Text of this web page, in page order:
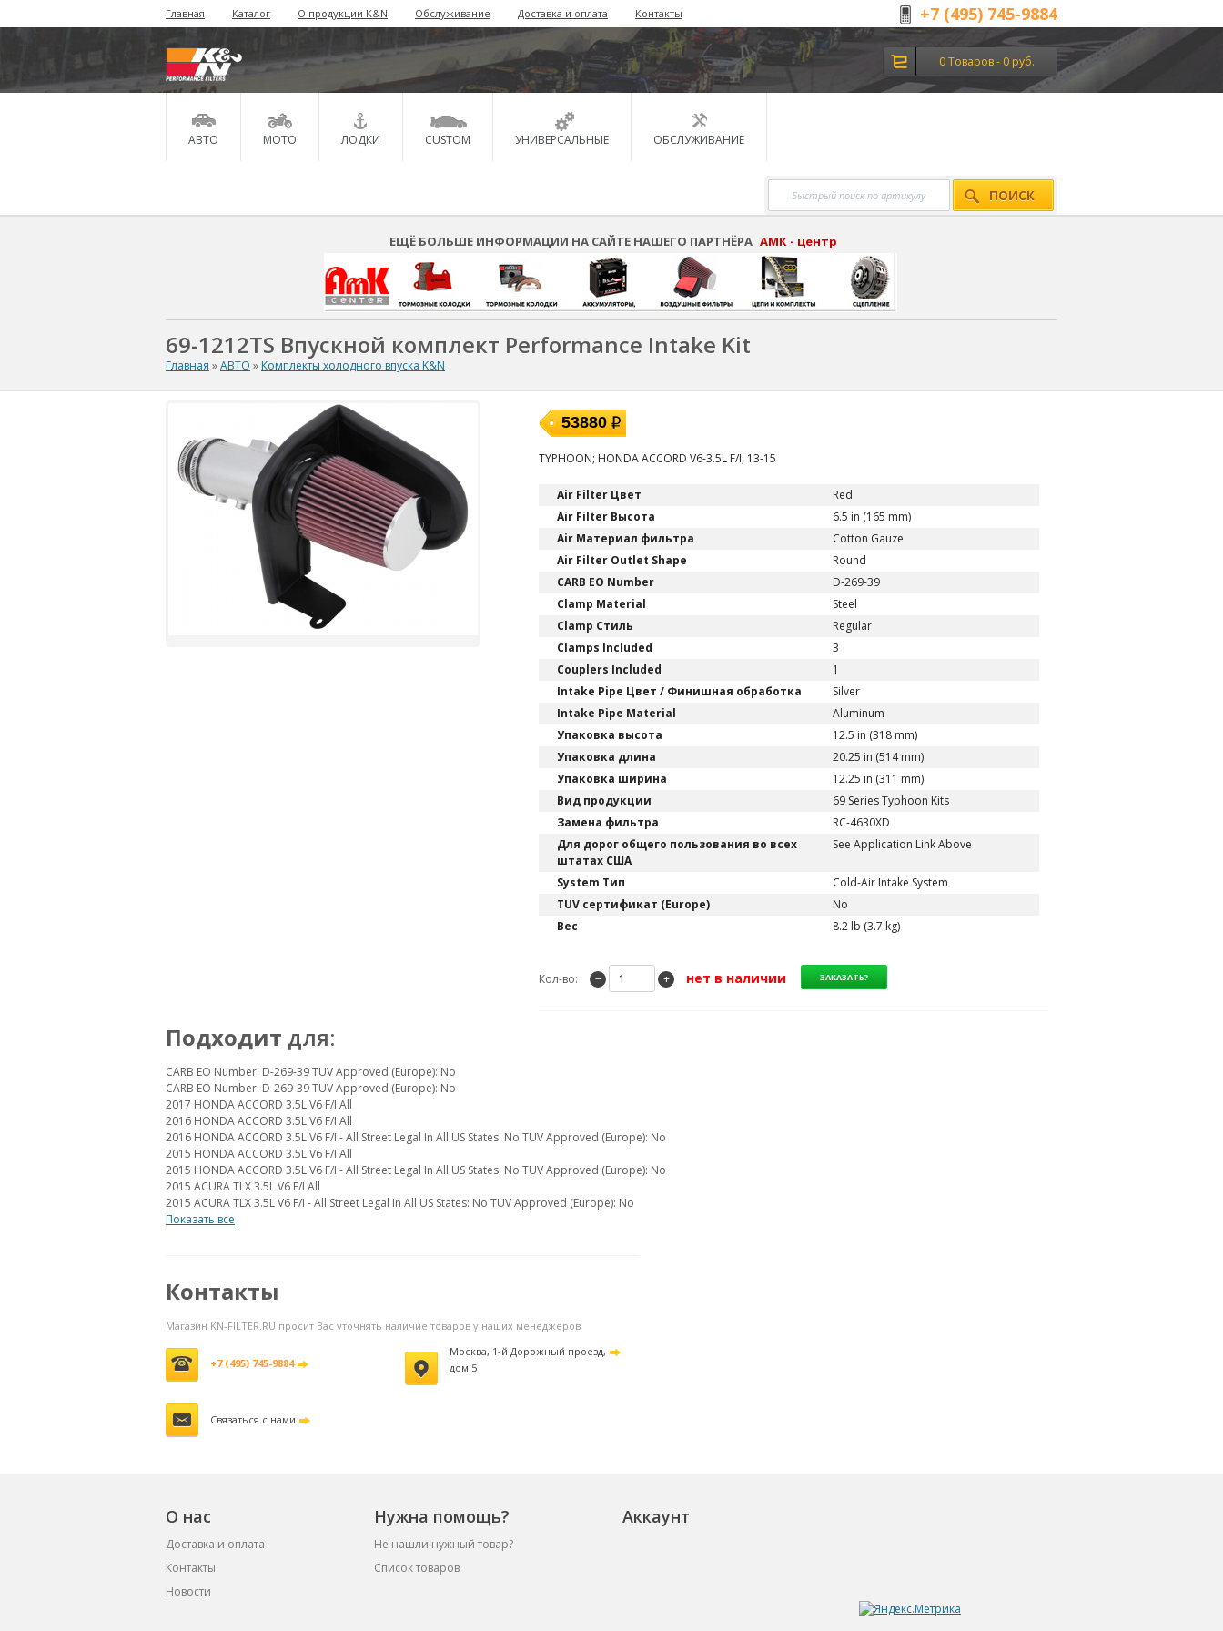
Главная Каталог О продукции K&N Обслуживание Доставка и оплата Контакты +7 (495) 745-9884
0 Товаров - 0 руб.
АВТО МОТО ЛОДКИ CUSTOM УНИВЕРСАЛЬНЫЕ ОБСЛУЖИВАНИЕ
ПОИСК
ЕЩЁ БОЛЬШЕ ИНФОРМАЦИИ НА САЙТЕ НАШЕГО ПАРТНЁРА АМК - центр
69-1212TS Впускной комплект Performance Intake Kit
Главная »АВТО » Комплекты холодного впуска K&N
53880
TYPHOON; HONDA ACCORD V6-3.5L F/I, 13-15
Air Filter Цвет
Red
Air Filter Высота
6.5 in (165 mm)
Air Материал фильтра
Cotton Gauze
Air Filter Outlet Shape
Round
CARB EO Number
D-269-39
Clamp Material
Steel
Clamp Стиль
Regular
Clamps Included
3
Couplers Included
1
Intake Pipe Цвет / Финишная обработка
Silver
Intake Pipe Material
Aluminum
Упаковка высота
12.5 in (318 mm)
Упаковка длина
20.25 in (514 mm)
Упаковка ширина
12.25 in (311 mm)
Вид продукции
69 Series Typhoon Kits
Замена фильтра
RC-4630XD
Для дорог общего пользования во всех
штатах США
See Application Link Above
System Тип
Cold-Air Intake System
TUV сертификат (Europe)
No
Вес
8.2 lb (3.7 kg)
Кол-во: − + нет в наличии
Подходит для:
CARB EO Number: D-269-39 TUV Approved (Europe): No
CARB EO Number: D-269-39 TUV Approved (Europe): No
2017 HONDA ACCORD 3.5L V6 F/I All
2016 HONDA ACCORD 3.5L V6 F/I All
2016 HONDA ACCORD 3.5L V6 F/I - All Street Legal In All US States: No TUV Approved (Europe): No
2015 HONDA ACCORD 3.5L V6 F/I All
2015 HONDA ACCORD 3.5L V6 F/I - All Street Legal In All US States: No TUV Approved (Europe): No
2015 ACURA TLX 3.5L V6 F/I All
2015 ACURA TLX 3.5L V6 F/I - All Street Legal In All US States: No TUV Approved (Europe): No
Показать все
Контакты
Магазин KN-FILTER.RU просит Вас уточнять наличие товаров у наших менеджеров
+7 (495) 745-9884
Москва, 1-й Дорожный проезд,
дом 5
Связаться с нами
О нас Нужна помощь? Аккаунт
Доставка и оплата
Не нашли нужный товар?
Контакты
Список товаров
Новости